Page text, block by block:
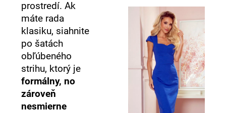
prostredí. Ak
máte rada
klasiku, siahnite
po šatách
obľúbeného
strihu, ktorý je
formálny, no
zároveň
nesmierne